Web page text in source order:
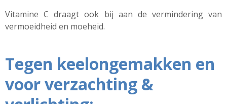
Vitamine C draagt ​​ook bij aan de vermindering van
vermoeidheid en moeheid.
Tegen keelongemakken en
voor verzachting &